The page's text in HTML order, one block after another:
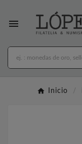

Inicio